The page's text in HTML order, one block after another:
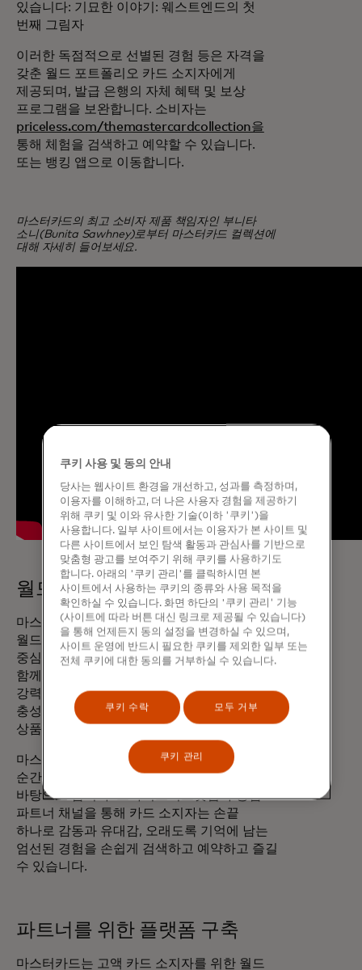
있습니다: 기묘한 이야기: 웨스트엔드의 첫
번째 그림자
이러한 독점적으로 선별된 경험 등은 자격을
갖춘 월드 포트폴리오 카드 소지자에게
제공되며, 발급 은행의 자체 혜택 및 보상
프로그램을 보완합니다. 소비자는
priceless.com/themastercardcollection을
통해 체험을 검색하고 예약할 수 있습니다.
또는 뱅킹 앱으로 이동합니다.
마스터카드의 최고 소비자 제품 책임자인 부니타
소니(Bunita Sawhney)로부터 마스터카드 컬렉션에
대해 자세히 들어보세요.
월드 레전드 마스터카드 데뷔
마스터카드 컬렉션과 월드, 월드 엘리트 및
월드 레전드 카드 포트폴리오는 오늘날의 경험
중심 소비자를 위해 제작되었습니다. 양사는
함께 식사, 엔터테인먼트 및 여행 경험에 대한
강력하고 엄선된 플랫폼을 제공하여 발행사가
충성도와 브랜드 선호도를 높이는 차별화된
상품을 개발할 수 있도록 지원합니다.
마스터카드 컬렉션은 인생에서 가장 의미 있는
순간이
것이라는 철학을
바탕으로 합니다. 프라이스리스닷컴과 통합
파트너 채널을 통해 카드 소지자는 손끝
하나로 감동과 유대감, 오래도록 기억에 남는
엄선된 경험을 손쉽게 검색하고 예약하고 즐길
수 있습니다.
파트너를 위한 플랫폼 구축
마스터카드는 고액 카드 소지자를 위한 월드
쿠키 사용 및 동의 안내
당사는 웹사이트 환경을 개선하고, 성과를 측정하며,
이용자를 이해하고, 더 나은 사용자 경험을 제공하기
위해 쿠키 및 이와 유사한 기술(이하 '쿠키')을
사용합니다. 일부 사이트에서는 이용자가 본 사이트 및
다른 사이트에서 보인 탐색 활동과 관심사를 기반으로
맞춤형 광고를 보여주기 위해 쿠키를 사용하기도
합니다. 아래의 '쿠키 관리'를 클릭하시면 본
사이트에서 사용하는 쿠키의 종류와 사용 목적을
확인하실 수 있습니다. 화면 하단의 '쿠키 관리' 기능
(사이트에 따라 버튼 대신 링크로 제공될 수 있습니다)
을 통해 언제든지 동의 설정을 변경하실 수 있으며,
사이트 운영에 반드시 필요한 쿠키를 제외한 일부 또는
전체 쿠키에 대한 동의를 거부하실 수 있습니다.
쿠키 수락 모두 거부
쿠키 관리